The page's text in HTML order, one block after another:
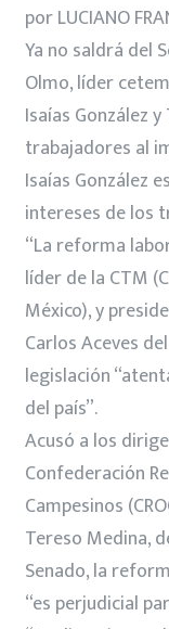
por LUCIANO
Ya no saldrá del
Olmo, líder
Isaías González
trabajadores al
Isaías González
intereses de los
“La reforma
líder de la CTM
México), y
Carlos Aceves
legislación
del país”.
Acusó a los
Confederación
Campesinos
Tereso Medina,
Senado, la
“es perjudicial